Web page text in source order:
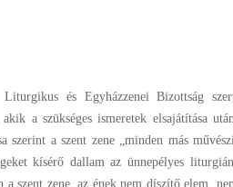
és Egyházzenei Bizottság
a szükséges ismeretek elsajátítása
szerint a szent zene „minden más
kísérő dallam az ünnepélyes
szent zene, az ének nem díszítő elem,